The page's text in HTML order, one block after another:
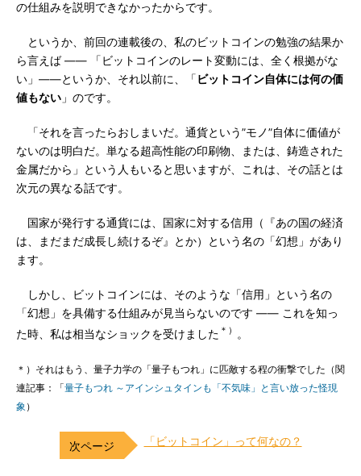
の仕組みを説明できなかったからです。
というか、前回の連載後の、私のビットコインの勉強の結果か
ら言えば ―― 「ビットコインのレート変動には、全く根拠がな
い」――というか、それ以前に、「 ビットコイン自体には何の価
値もない 」のです。
「それを言ったらおしまいだ。通貨という”モノ”自体に価値が
ないのは明白だ。単なる超高性能の印刷物、または、鋳造された
金属だから」という人もいると思いますが、これは、その話とは
次元の異なる話です。
国家が発行する通貨には、国家に対する信用（『あの国の経済
は、まだまだ成長し続けるぞ』とか）という名の「幻想」があり
ます。
しかし、ビットコインには、そのような「信用」という名の
「幻想」を具備する仕組みが見当らないのです ―― これを知っ
た時、私は相当なショックを受けました ＊） 。
＊）それはもう、量子力学の「量子もつれ」に匹敵する程の衝撃でした（関
連記事：「量子もつれ ～アインシュタインも「不気味」と言い放った怪現
象 ）
「ビットコイン」って何なの？